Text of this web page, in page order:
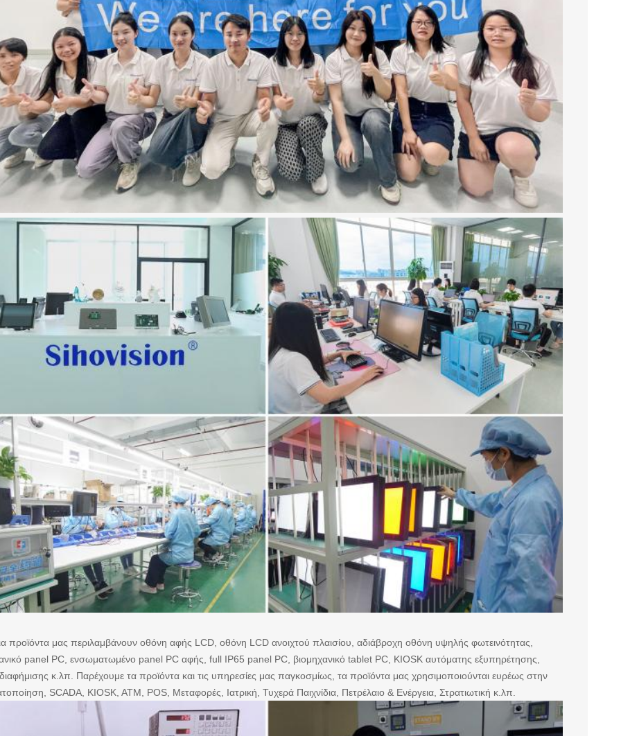
προϊόντα μας περιλαμβάνουν οθόνη αφής LCD, οθόνη LCD ανοιχτού πλαισίου, αδιάβροχη οθόνη υψηλής φωτεινότητας,
panel PC, ενσωματωμένο panel PC αφής, full IP65 panel PC, βιομηχανικό tablet PC, KIOSK αυτόματης εξυπηρέτησης,
κ.λπ. Παρέχουμε τα προϊόντα και τις υπηρεσίες μας παγκοσμίως, τα προϊόντα μας χρησιμοποιούνται ευρέως στην
SCADA, KIOSK, ATM, POS, Μεταφορές, Ιατρική, Τυχερά Παιχνίδια, Πετρέλαιο & Ενέργεια, Στρατιωτική κ.λπ.